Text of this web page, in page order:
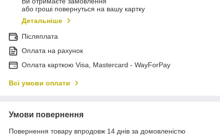
або гроші повернуться на вашу картку
Детальніше
Післяплата
Оплата на рахунок
Оплата карткою Visa, Mastercard - WayForPay
Всі умови оплати
Умови повернення
Повернення товару впродовж 14 днів за домовленістю